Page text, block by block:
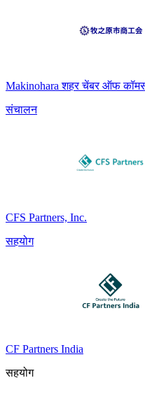
Makinohara शहर चेंबर ऑफ
संचालन
CFS Partners, Inc.
सहयोग
CF Partners India
सहयोग